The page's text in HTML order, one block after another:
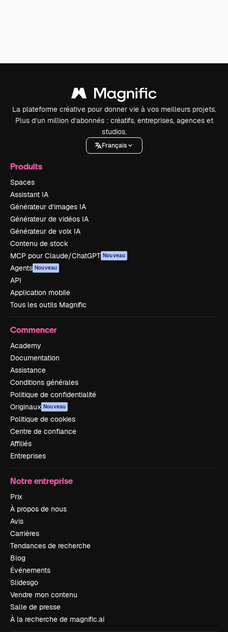
La plateforme créative pour donner vie à vos meilleurs projets.
Plus d’un million d’abonnés : créatifs, entreprises, agences et
studios.
Français
Produits
Spaces
Assistant IA
Générateur d’images IA
Générateur de vidéos IA
Générateur de voix IA
Contenu de stock
MCP pour Claude/ChatGPT Nouveau
Agents Nouveau
API
Application mobile
Tous les outils Magnific
Commencer
Academy
Documentation
Assistance
Conditions générales
Politique de confidentialité
Originaux Nouveau
Politique de cookies
Centre de confiance
Affiliés
Entreprises
Notre entreprise
Prix
À propos de nous
Avis
Carrières
Tendances de recherche
Blog
Événements
Slidesgo
Vendre mon contenu
Salle de presse
À la recherche de magnific.ai